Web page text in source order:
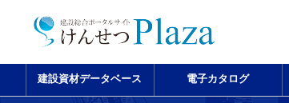
建設資材データベース 電子カタログ